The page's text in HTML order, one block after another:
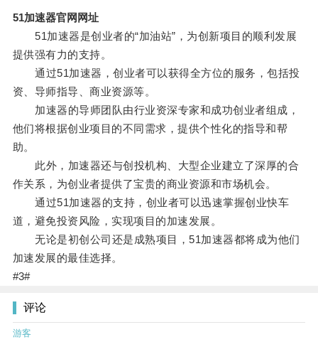
51加速器官网网址
51加速器是创业者的“加油站”，为创新项目的顺利发展
提供强有力的支持。
通过51加速器，创业者可以获得全方位的服务，包括投
资、导师指导、商业资源等。
加速器的导师团队由行业资深专家和成功创业者组成，
他们将根据创业项目的不同需求，提供个性化的指导和帮
助。
此外，加速器还与创投机构、大型企业建立了深厚的合
作关系，为创业者提供了宝贵的商业资源和市场机会。
通过51加速器的支持，创业者可以迅速掌握创业快车
道，避免投资风险，实现项目的加速发展。
无论是初创公司还是成熟项目，51加速器都将成为他们
加速发展的最佳选择。
#3#
评论
游客